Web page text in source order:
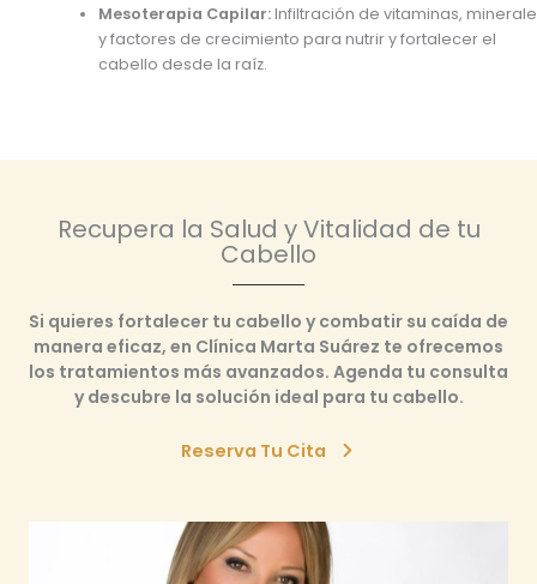
Mesoterapia Capilar:Infiltración de vitaminas,
y factores de crecimiento para nutrir y fortalecer el
cabello desde la raíz.
Recupera la Salud y Vitalidad de tu
Cabello
Si quieres fortalecer tu cabello y combatir su caída de
manera eficaz, en Clínica Marta Suárez te ofrecemos
los tratamientos más avanzados. Agenda tu consulta
y descubre la solución ideal para tu cabello.
Reserva Tu Cita